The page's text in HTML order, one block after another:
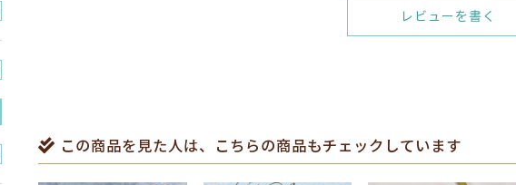
レビューを書く
この商品を見た人は、こちらの商品もチェックしています